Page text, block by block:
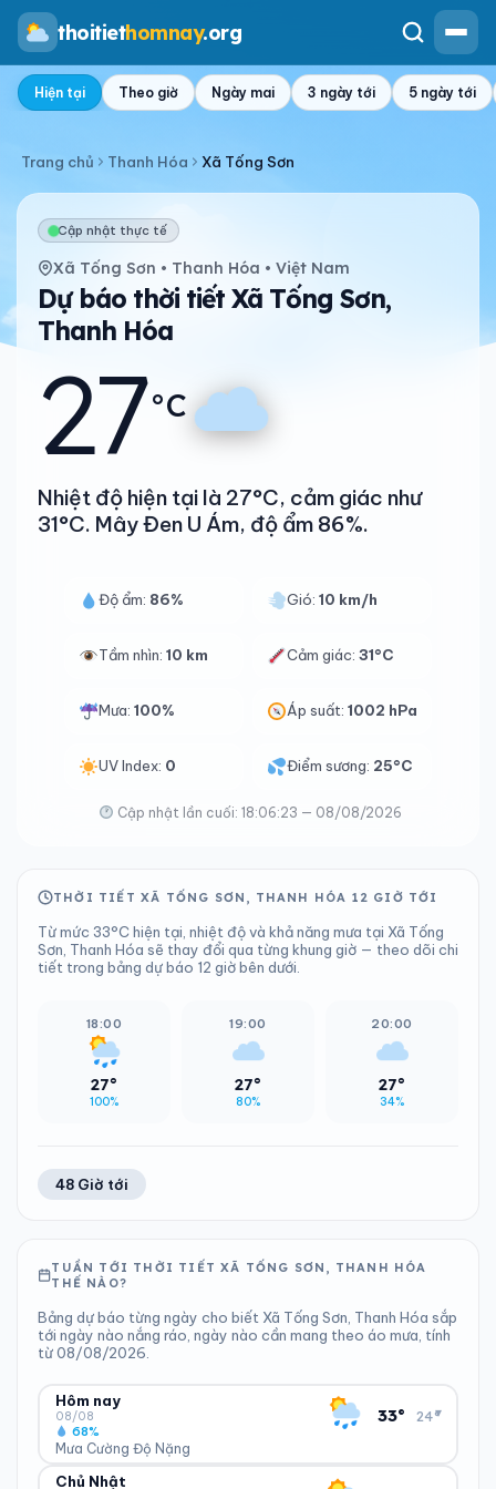
thoitiethomnay.org
Hiện tại Theo giờ Ngày mai 3 ngày tới 5 ngày tới
Trang chủ Thanh Hóa Xã Tống Sơn
Cập nhật thực tế
Xã Tống Sơn • Thanh Hóa • Việt Nam
Dự báo thời tiết Xã Tống Sơn,
Thanh Hóa
27°C
Nhiệt độ hiện tại là 27°C, cảm giác như
31°C. Mây Đen U Ám, độ ẩm 86%.
Độ ẩm: 86% Gió:10 km/h
Tầm nhìn: 10 km Cảm giác:31°C
Mưa: 100% Áp suất:1002 hPa
UV Index: 0 Điểm sương: 25°C
Cập nhật lần cuối: 18:06:23 — 08/08/2026
THỜI TIẾT XÃ TỐNG SƠN, THANH HÓA 12 GIỜ TỚI
Từ mức 33°C hiện tại, nhiệt độ và khả năng mưa tại Xã Tống
Sơn, Thanh Hóa sẽ thay đổi qua từng khung giờ — theo dõi chi
tiết trong bảng dự báo 12 giờ bên dưới.
18:00
27°
100%
19:00
27°
80%
20:00
27°
34%
48 Giờ tới
TUẦN TỚI THỜI TIẾT XÃ TỐNG SƠN, THANH HÓA
THẾ NÀO?
Bảng dự báo từng ngày cho biết Xã Tống Sơn, Thanh Hóa sắp
tới ngày nào nắng ráo, ngày nào cần mang theo áo mưa, tính
từ 08/08/2026.
Hôm nay
08/08
Mưa Cường Độ Nặng
68%
33° 24°
▾
ĐỘ ẨM
Chủ Nhật